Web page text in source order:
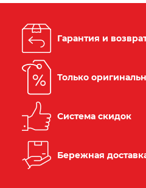
Гарантия и
Только
Система скидок
Бережная